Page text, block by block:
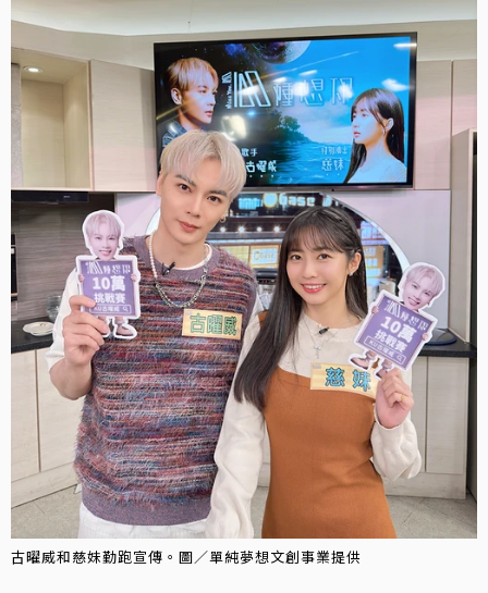
古曜威和慈妹勤跑宣傳。圖／單純夢想文創事業提供